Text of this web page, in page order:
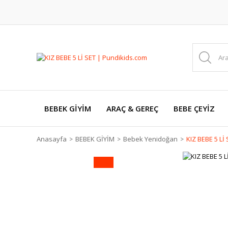
BEBEK GİYİM ARAÇ & GEREÇ BEBE ÇEYİZ
Anasayfa BEBEK GİYİM Bebek Yenidoğan KIZ BEBE 5 Lİ